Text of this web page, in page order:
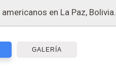
americanos en La Paz, Bolivia.
GALERÍA